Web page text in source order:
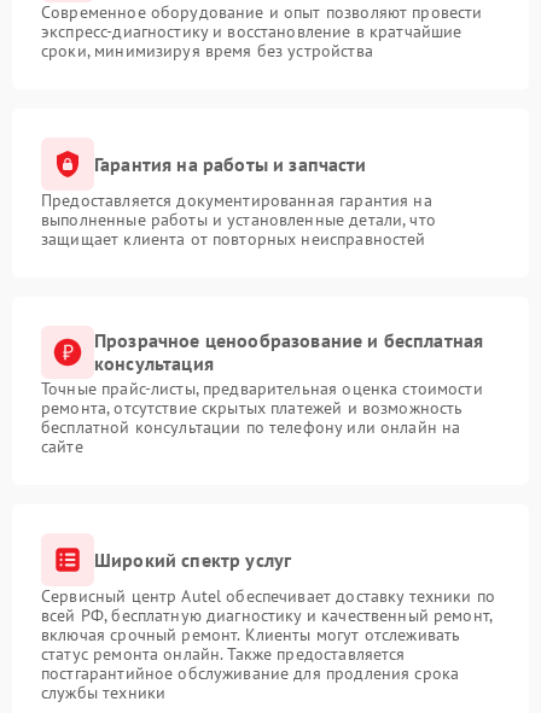
Современное оборудование и опыт позволяют провести
экспресс-диагностику и восстановление в кратчайшие
сроки, минимизируя время без устройства
Гарантия на работы и запчасти
Предоставляется документированная гарантия на
выполненные работы и установленные детали, что
защищает клиента от повторных неисправностей
Прозрачное ценообразование и бесплатная
консультация
Точные прайс-листы, предварительная оценка стоимости
ремонта, отсутствие скрытых платежей и возможность
бесплатной консультации по телефону или онлайн на
сайте
Широкий спектр услуг
Сервисный центр Autel обеспечивает доставку техники по
всей РФ, бесплатную диагностику и качественный ремонт,
включая срочный ремонт. Клиенты могут отслеживать
статус ремонта онлайн. Также предоставляется
постгарантийное обслуживание для продления срока
службы техники